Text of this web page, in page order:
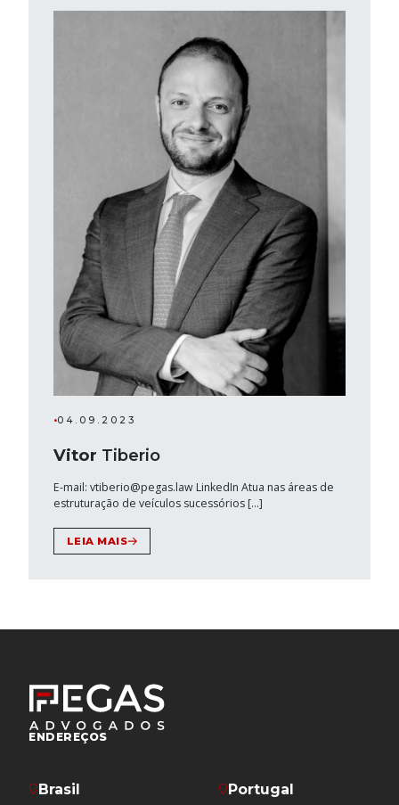
•04.09.2023
Vitor Tiberio
E-mail: vtiberio@pegas.law LinkedIn Atua nas áreas de
estruturação de veículos sucessórios […]
LEIA MAIS
ENDEREÇOS
Brasil Portugal